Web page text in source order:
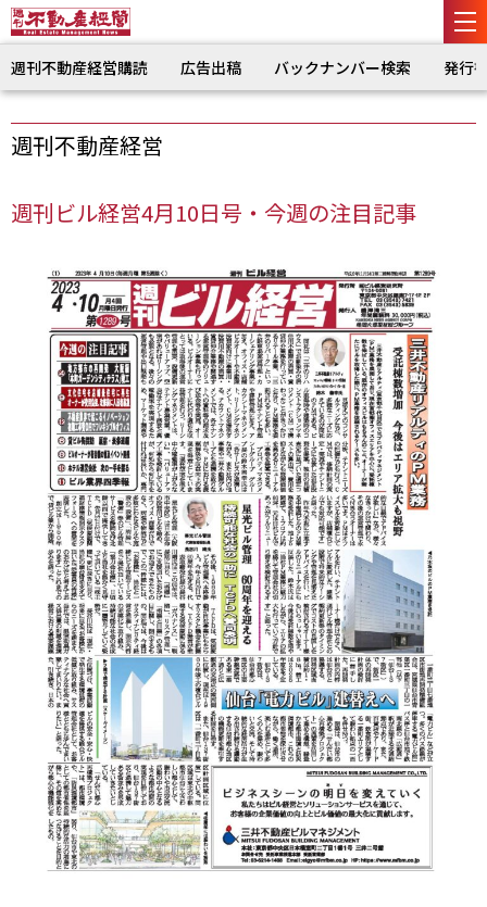
週刊不動産経営購読 広告出稿 バックナンバー検索 発行
週刊不動産経営
週刊ビル経営4月10日号・今週の注目記事